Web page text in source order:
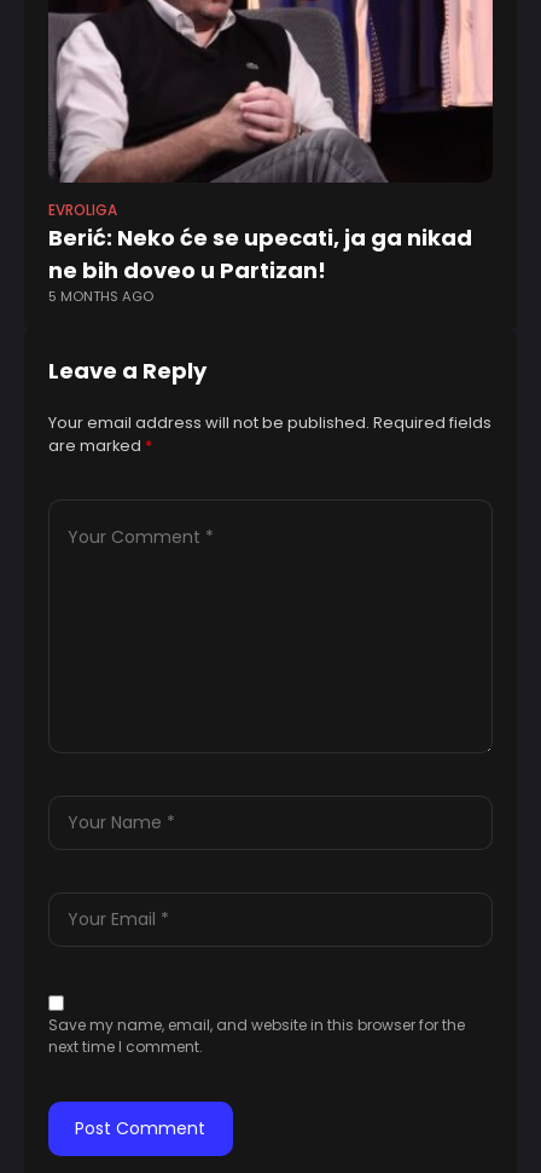
EVROLIGA
Berić: Neko će se upecati, ja ga nikad
ne bih doveo u Partizan!
5 MONTHS AGO
Leave a Reply
Your email address will not be published. Required fields
are marked *
Save my name, email, and website in this browser for the
next time I comment.